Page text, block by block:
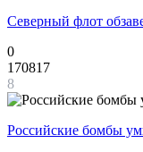
Северный флот
0
170817
8
Российские бомбы